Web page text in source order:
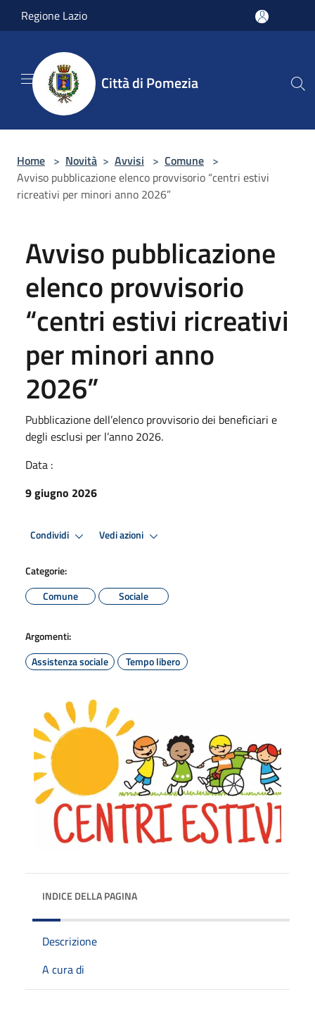
Salta al contenuto principale
Regione Lazio
Città di Pomezia
Home > Novità > Avvisi > Comune >
Avviso pubblicazione elenco provvisorio “centri estivi
ricreativi per minori anno 2026”
Avviso pubblicazione
elenco provvisorio
“centri estivi ricreativi
per minori anno
2026”
Pubblicazione dell’elenco provvisorio dei beneficiari e
degli esclusi per l’anno 2026.
Data :
9 giugno 2026
Condividi Vedi azioni
Categorie:
Comune
Sociale
Argomenti:
Assistenza sociale
Tempo libero
INDICE DELLA PAGINA
Descrizione
A cura di